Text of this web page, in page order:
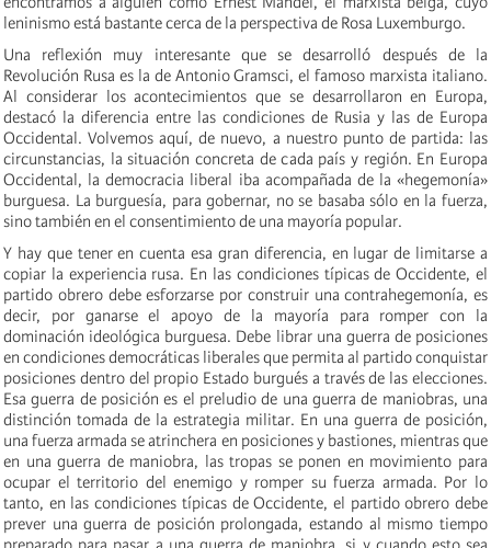
leninismo está bastante cerca de la perspectiva de Rosa Luxemburgo.
Una reflexión muy interesante que se desarrolló después de la
Revolución Rusa es la de Antonio Gramsci, el famoso marxista italiano.
Al considerar los acontecimientos que se desarrollaron en Europa,
destacó la diferencia entre las condiciones de Rusia y las de Europa
Occidental. Volvemos aquí, de nuevo, a nuestro punto de partida: las
circunstancias, la situación concreta de cada país y región. En Europa
Occidental, la democracia liberal iba acompañada de la «hegemonía»
burguesa. La burguesía, para gobernar, no se basaba sólo en la fuerza,
sino también en el consentimiento de una mayoría popular.
Y hay que tener en cuenta esa gran diferencia, en lugar de limitarse a
copiar la experiencia rusa. En las condiciones típicas de Occidente, el
partido obrero debe esforzarse por construir una contrahegemonía, es
decir, por ganarse el apoyo de la mayoría para romper con la
dominación ideológica burguesa. Debe librar una guerra de posiciones
en condiciones democráticas liberales que permita al partido conquistar
posiciones dentro del propio Estado burgués a través de las elecciones.
Esa guerra de posición es el preludio de una guerra de maniobras, una
distinción tomada de la estrategia militar. En una guerra de posición,
una fuerza armada se atrinchera en posiciones y bastiones, mientras que
en una guerra de maniobra, las tropas se ponen en movimiento para
ocupar el territorio del enemigo y romper su fuerza armada. Por lo
tanto, en las condiciones típicas de Occidente, el partido obrero debe
prever una guerra de posición prolongada, estando al mismo tiempo